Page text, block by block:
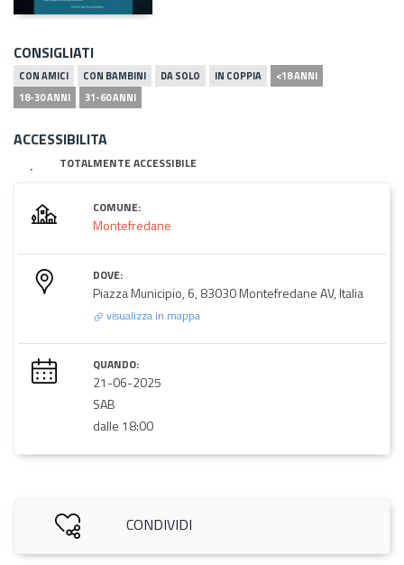
CONSIGLIATI
CON AMICI CON BAMBINI DA SOLO IN COPPIA
<18 ANNI
18-30 ANNI
31-60 ANNI
ACCESSIBILITA
TOTALMENTE ACCESSIBILE
COMUNE:
Montefredane
DOVE:
Piazza Municipio, 6, 83030 Montefredane AV, Italia
visualizza in mappa
QUANDO:
21-06-2025
SAB
dalle 18:00
CONDIVIDI